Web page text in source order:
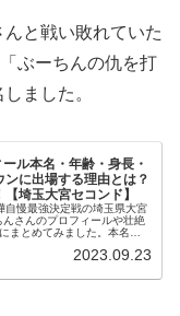
と戦い敗れていた
ぶーちんの仇を打
ました。
ル本名・年齢・身長・
に出場する理由とは？
埼玉大宮セコンド】
自慢最強決定戦の埼玉県大宮
さんのプロフィールや壮絶
まとめてみました。本名や
2023.09.23